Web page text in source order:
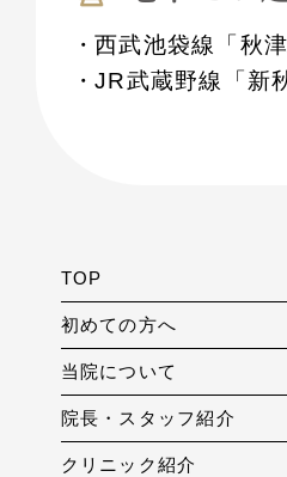
西武池袋線「秋
JR武蔵野線「新
TOP
初めての方へ
当院について
院長・スタッフ紹介
クリニック紹介